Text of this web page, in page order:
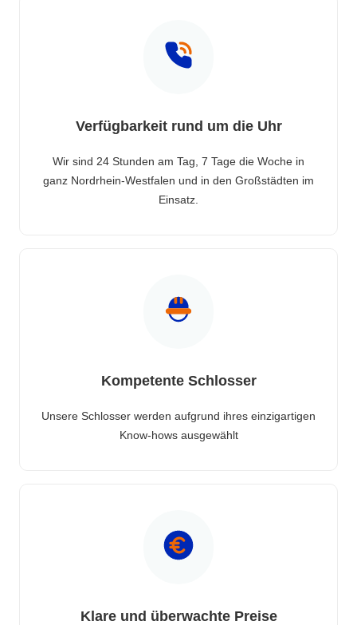
Verfügbarkeit rund um die Uhr
Wir sind 24 Stunden am Tag, 7 Tage die Woche in
ganz Nordrhein-Westfalen und in den Großstädten im
Einsatz.
Kompetente Schlosser
Unsere Schlosser werden aufgrund ihres einzigartigen
Know-hows ausgewählt
Klare und überwachte Preise